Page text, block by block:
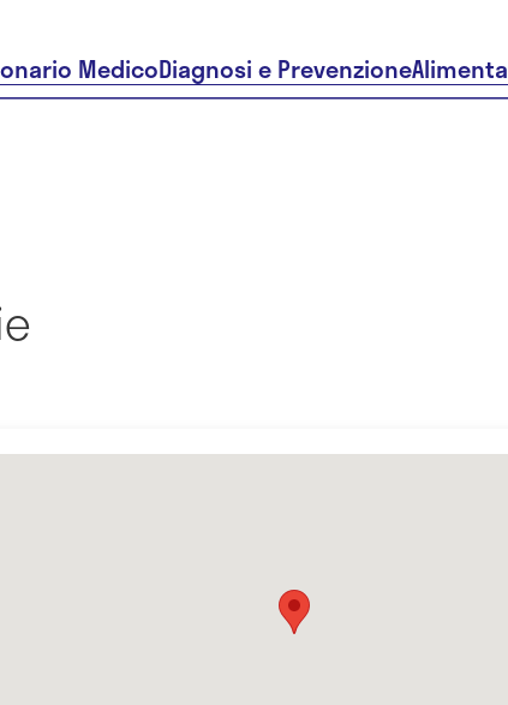
MedicoDiagnosi e Prevenzione